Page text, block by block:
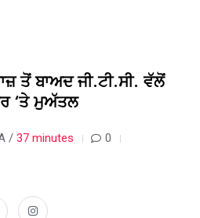
ਤੋਂ ਬਾਅਦ ਜੀ.ਟੀ.ਸੀ. ਵੱਲੋਂ
‘ਤੇ ਮੁਅੱਤਲ
/ 37 minutes
0